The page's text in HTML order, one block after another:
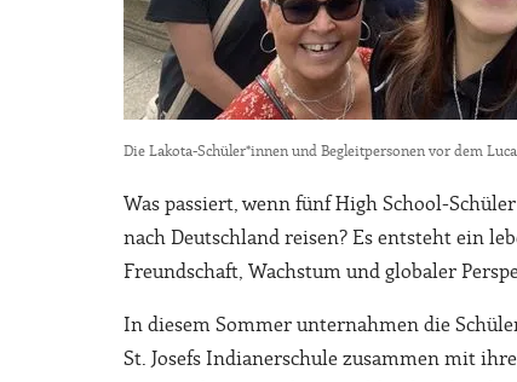
Die Lakota-Schüler*innen und Begleitpersonen vor dem
Was passiert, wenn fünf High School-
nach Deutschland reisen? Es entsteht ein
Freundschaft, Wachstum und globaler
In diesem Sommer unternahmen die
St. Josefs Indianerschule zusammen mit